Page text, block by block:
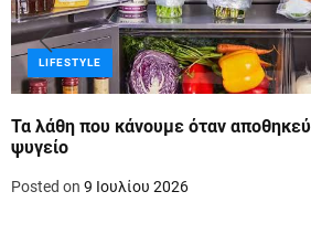
LIFESTYLE
Τα λάθη που κάνουμε όταν
ψυγείο
Posted on 9 Ιουλίου 2026